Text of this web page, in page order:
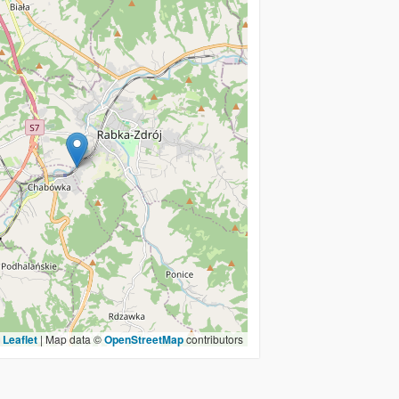
Leaflet | Map data ©OpenStreetMapcontributors